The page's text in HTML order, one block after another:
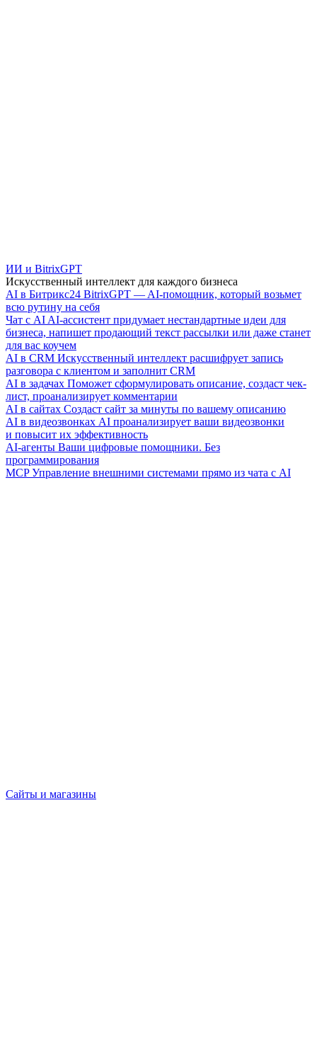
ИИ и BitrixGPT
Искусственный интеллект для каждого бизнеса
AI в Битрикс24 BitrixGPT — AI-помощник, который возьмет
всю рутину на себя
Чат с AI AI-ассистент придумает нестандартные идеи для
бизнеса, напишет продающий текст рассылки или даже станет
для вас коучем
AI в CRM Искусственный интеллект расшифрует запись
разговора с клиентом и заполнит CRM
AI в задачах Поможет сформулировать описание, создаст чек-
лист, проанализирует комментарии
AI в сайтах Создаст сайт за минуты по вашему описанию
AI в видеозвонках AI проанализирует ваши видеозвонки
и повысит их эффективность
AI-агенты Ваши цифровые помощники. Без
программирования
MCP Управление внешними системами прямо из чата с AI
Сайты и магазины